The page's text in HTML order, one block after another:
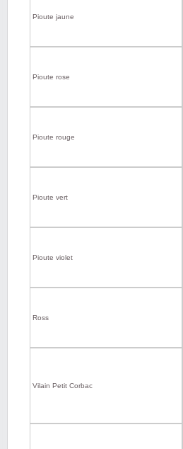
Pioute jaune
Pioute rose
Pioute rouge
Pioute vert
Pioute violet
Ross
Vilain Petit Corbac